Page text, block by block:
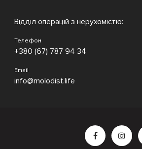
Відділ операцій з нерухомістю:
Телефон
+380 (67) 787 94 34
Email
info@molodist.life